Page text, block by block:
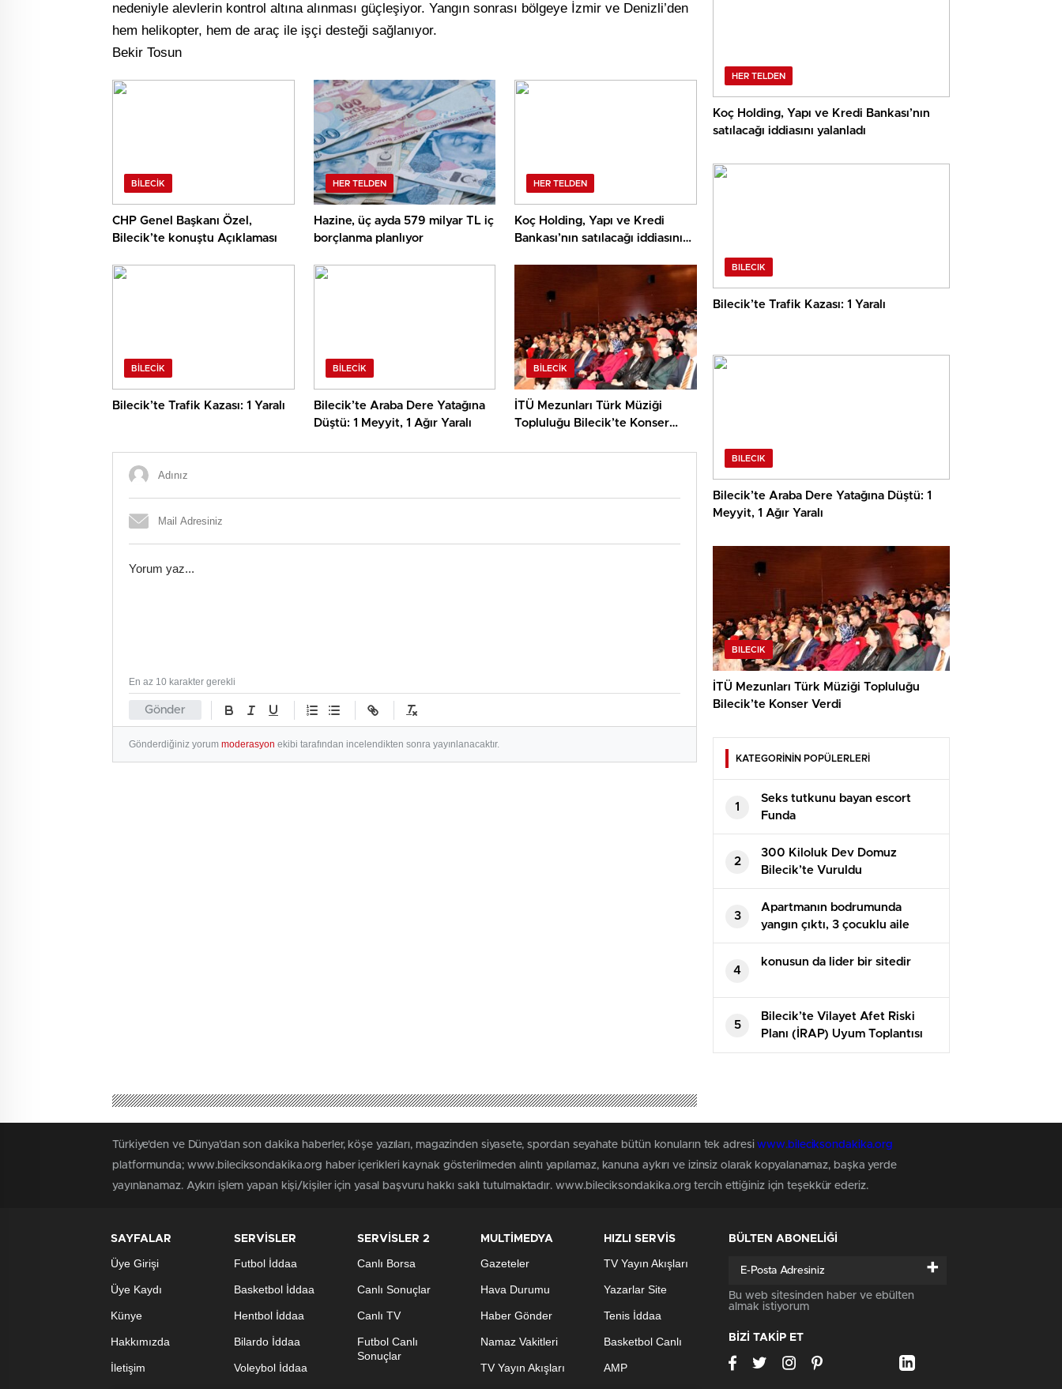
nedeniyle alevlerin kontrol altına alınması güçleşiyor. Yangın sonrası bölgeye İzmir ve Denizli’den
hem helikopter, hem de araç ile işçi desteği sağlanıyor.
Bekir Tosun
BILECIK
CHP Genel Başkanı Özel,
Bilecik’te konuştu Açıklaması
HER TELDEN
Hazine, üç ayda 579 milyar TL iç
borçlanma planlıyor
HER TELDEN
Koç Holding, Yapı ve Kredi
Bankası’nın satılacağı iddiasını
BILECIK
Bilecik’te Trafik Kazası: 1 Yaralı
BILECIK
Bilecik’te Araba Dere Yatağına
Düştü: 1 Meyyit, 1 Ağır Yaralı
BILECIK
İTÜ Mezunları Türk Müziği
Topluluğu Bilecik’te Konser
Gönder
En az 10 karakter gerekli
Gönderdiğiniz yorum moderasyon ekibi tarafından incelendikten sonra yayınlanacaktır.
HER TELDEN
Koç Holding, Yapı ve Kredi Bankası’nın
satılacağı iddiasını yalanladı
BILECIK
Bilecik’te Trafik Kazası: 1 Yaralı
BILECIK
Bilecik’te Araba Dere Yatağına Düştü: 1
Meyyit, 1 Ağır Yaralı
BILECIK
İTÜ Mezunları Türk Müziği Topluluğu
Bilecik’te Konser Verdi
KATEGORİNİN POPÜLERLERİ
1
Seks tutkunu bayan escort
Funda
2
300 Kiloluk Dev Domuz
Bilecik’te Vuruldu
3
Apartmanın bodrumunda
yangın çıktı, 3 çocuklu aile
evde mahsur kaldı
4
konusun da lider bir sitedir
5
Bilecik’te Vilayet Afet Riski
Planı (İRAP) Uyum Toplantısı
Yapıldı
Türkiye'den ve Dünya’dan son dakika haberler, köşe yazıları, magazinden siyasete, spordan seyahate bütün konuların tek adresiwww.bileciksondakika.org
platformunda; www.bileciksondakika.org haber içerikleri kaynak gösterilmeden alıntı yapılamaz, kanuna aykırı ve izinsiz olarak kopyalanamaz, başka yerde
yayınlanamaz. Aykırı işlem yapan kişi/kişiler için yasal başvuru hakkı saklı tutulmaktadır. www.bileciksondakika.org tercih ettiğiniz için teşekkür ederiz.
SAYFALAR
Üye Girişi
Üye Kaydı
Künye
Hakkımızda
İletişim
SERVİSLER
Futbol İddaa
Basketbol İddaa
Hentbol İddaa
Bilardo İddaa
Voleybol İddaa
SERVİSLER 2
Canlı Borsa
Canlı Sonuçlar
Canlı TV
Futbol Canlı
Sonuçlar
MULTİMEDYA
Gazeteler
Hava Durumu
Haber Gönder
Namaz Vakitleri
TV Yayın Akışları
HIZLI SERVİS
TV Yayın Akışları
Yazarlar Site
Tenis İddaa
Basketbol Canlı
AMP
BÜLTEN ABONELİĞİ
+
Bu web sitesinden haber ve ebülten
almak istiyorum
BİZİ TAKİP ET